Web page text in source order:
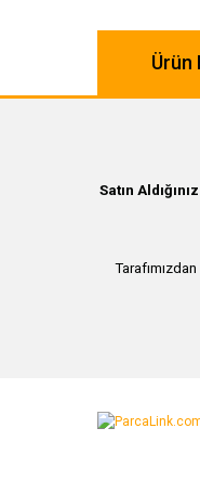
Ürün
Satın
Bu ürünün fiyat